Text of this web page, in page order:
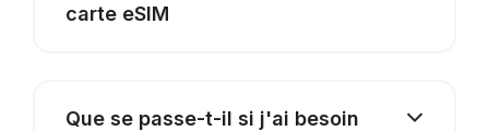
carte eSIM
Que se passe-t-il si j'ai besoin